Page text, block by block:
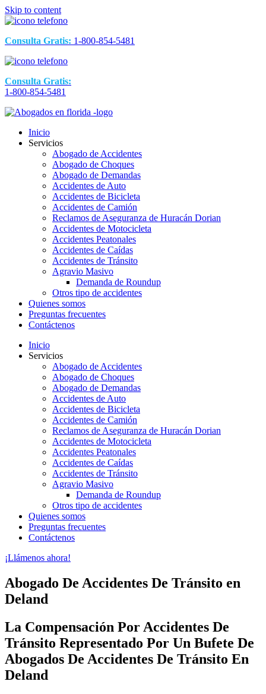
Skip to content
Consulta Gratis: 1-800-854-5481
Consulta Gratis:
1-800-854-5481
Inicio
Servicios
Abogado de Accidentes
Abogado de Choques
Abogado de Demandas
Accidentes de Auto
Accidentes de Bicicleta
Accidentes de Camión
Reclamos de Aseguranza de Huracán Dorian
Accidentes de Motocicleta
Accidentes Peatonales
Accidentes de Caídas
Accidentes de Tránsito
Agravio Masivo
Demanda de Roundup
Otros tipo de accidentes
Quienes somos
Preguntas frecuentes
Contáctenos
Inicio
Servicios
Abogado de Accidentes
Abogado de Choques
Abogado de Demandas
Accidentes de Auto
Accidentes de Bicicleta
Accidentes de Camión
Reclamos de Aseguranza de Huracán Dorian
Accidentes de Motocicleta
Accidentes Peatonales
Accidentes de Caídas
Accidentes de Tránsito
Agravio Masivo
Demanda de Roundup
Otros tipo de accidentes
Quienes somos
Preguntas frecuentes
Contáctenos
¡Llámenos ahora!
Abogado De Accidentes De Tránsito en
Deland
La Compensación Por Accidentes De
Tránsito Representado Por Un Bufete De
Abogados De Accidentes De Tránsito En
Deland